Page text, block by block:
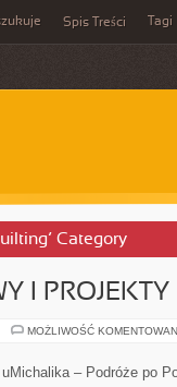
Spis Treści Tagi
Category
I
MOŻLIWOŚĆ
uMichalika – Podróże po